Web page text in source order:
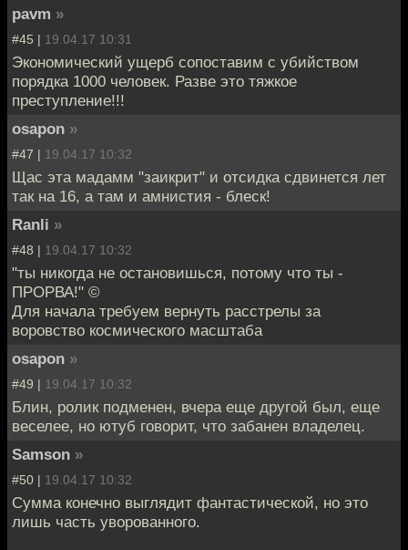
pavm »
#45 | 19.04.17 10:31
Экономический ущерб сопоставим с убийством
порядка 1000 человек. Разве это тяжкое
преступление!!!
osapon »
#47 | 19.04.17 10:32
Щас эта мадамм "заикрит" и отсидка сдвинется лет
так на 16, а там и амнистия - блеск!
Ranli »
#48 | 19.04.17 10:32
"ты никогда не остановишься, потому что ты -
ПРОРВА!" ©
Для начала требуем вернуть расстрелы за
воровство космического масштаба
osapon »
#49 | 19.04.17 10:32
Блин, ролик подменен, вчера еще другой был, еще
веселее, но ютуб говорит, что забанен владелец.
Samson »
#50 | 19.04.17 10:32
Сумма конечно выглядит фантастической, но это
лишь часть уворованного.